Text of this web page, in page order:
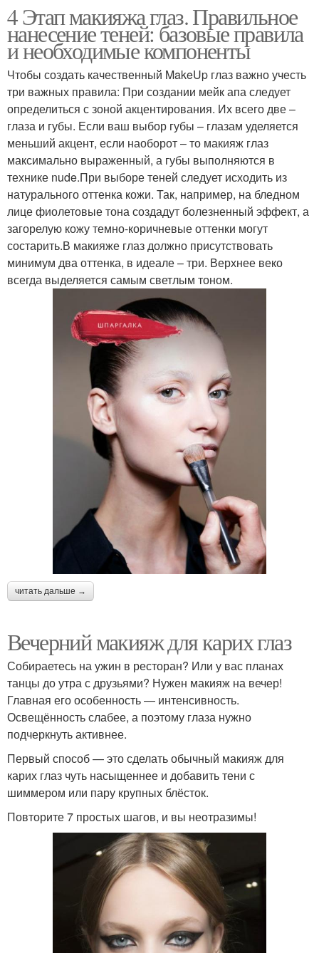
4 Этап макияжа глаз. Правильное
нанесение теней: базовые правила
и необходимые компоненты
Чтобы создать качественный MakeUp глаз важно учесть
три важных правила: При создании мейк апа следует
определиться с зоной акцентирования. Их всего две –
глаза и губы. Если ваш выбор губы – глазам уделяется
меньший акцент, если наоборот – то макияж глаз
максимально выраженный, а губы выполняются в
технике nude.При выборе теней следует исходить из
натурального оттенка кожи. Так, например, на бледном
лице фиолетовые тона создадут болезненный эффект, а
загорелую кожу темно-коричневые оттенки могут
состарить.В макияже глаз должно присутствовать
минимум два оттенка, в идеале – три. Верхнее веко
всегда выделяется самым светлым тоном.
читать дальше →
Вечерний макияж для карих глаз
Собираетесь на ужин в ресторан? Или у вас планах
танцы до утра с друзьями? Нужен макияж на вечер!
Главная его особенность — интенсивность.
Освещённость слабее, а поэтому глаза нужно
подчеркнуть активнее.
Первый способ — это сделать обычный макияж для
карих глаз чуть насыщеннее и добавить тени с
шиммером или пару крупных блёсток.
Повторите 7 простых шагов, и вы неотразимы!